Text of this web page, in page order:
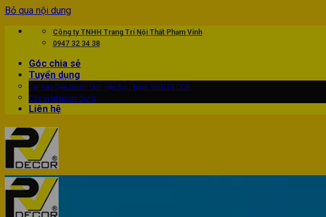
Bỏ qua nội dung
Công ty TNHH Trang Trí Nội Thất Phạm Vinh
0947 32 34 38
Góc chia sẻ
Tuyển dụng
Tại sao bạn muốn làm việc tại Phạm Vinh DECOR
Các vị trí tuyển dụng
Liên hệ